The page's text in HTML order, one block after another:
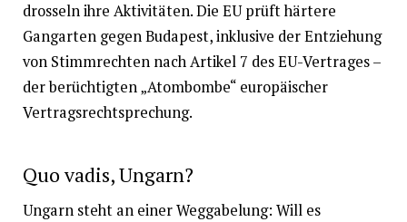
drosseln ihre Aktivitäten. Die EU prüft härtere
Gangarten gegen Budapest, inklusive der Entziehung
von Stimmrechten nach Artikel 7 des EU-Vertrages –
der berüchtigten „Atombombe“ europäischer
Vertragsrechtsprechung.
Quo vadis, Ungarn?
Ungarn steht an einer Weggabelung: Will es